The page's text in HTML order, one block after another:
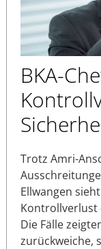
BKA-
Trotz Amri-
Ellwangen
Kontrollverlust
Die Fälle
zurückweiche,